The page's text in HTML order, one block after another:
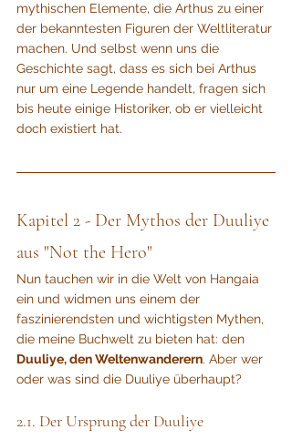
mythischen Elemente, die Arthus zu einer
der bekanntesten Figuren der Weltliteratur
machen. Und selbst wenn uns die
Geschichte sagt, dass es sich bei Arthus
nur um eine Legende handelt, fragen sich
bis heute einige Historiker, ob er vielleicht
doch existiert hat.
Kapitel 2 - Der Mythos der Duuliye
aus "Not the Hero"
Nun tauchen wir in die Welt von Hangaia
ein und widmen uns einem der
faszinierendsten und wichtigsten Mythen,
die meine Buchwelt zu bieten hat: den
Duuliye, den Weltenwanderern. Aber wer
oder was sind die Duuliye überhaupt?
2.1. Der Ursprung der Duuliye